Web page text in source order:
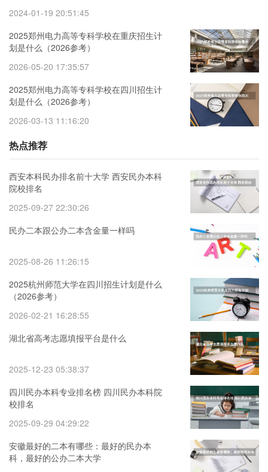
2024-01-19 20:51:45
2025郑州电力高等专科学校在重庆招生计
划是什么（2026参考）
2026-05-20 17:35:57
2025郑州电力高等专科学校在四川招生计
划是什么（2026参考）
2026-03-13 11:16:20
热点推荐
西安本科民办排名前十大学 西安民办本科
院校排名
2025-09-27 22:30:26
民办二本跟公办二本含金量一样吗
2025-08-26 11:26:15
2025杭州师范大学在四川招生计划是什么
（2026参考）
2026-02-21 16:28:55
湖北省高考志愿填报平台是什么
2025-12-23 05:38:37
四川民办本科专业排名榜 四川民办本科院
校排名
2025-09-29 04:29:22
安徽最好的二本有哪些：最好的民办本
科，最好的公办二本大学